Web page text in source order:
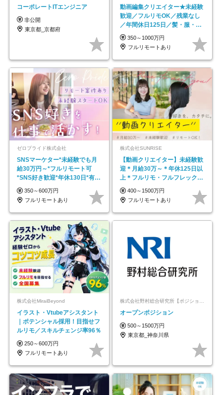
コーポレートITエンジニア
非公開
東京都_京都府
動画編集クリエイター★未経験
歓迎／フルリモOK／残業なし
／年間休日125日／髪・服・ネ
イル自由／研修充実で安心
350～1000万円
フルリモートあり
ゼロプライド株式会社
SNSマーケター*未経験でも月
給30万円～*フルリモート可
*SNS好き歓迎*年休130日*有休
取得率100%
350～600万円
フルリモートあり
株式会社SUNRISE
【動画クリエイター】未経験歓
迎＊月給30万～＊年休125日以
上＊フルリモ・フルフレックス
◆10名の採用が決定◆
400～1500万円
フルリモートあり
株式会社MiraiBeyond
イラスト・Vtubeアシスタント
｜ポテンシャル採用！目指せフ
ルリモ／スキルチェンジ率96％
250～600万円
フルリモートあり
株式会社野村総合研究所【ポジションマッチ登録】
オープンポジション
500～1500万円
東京都_神奈川県